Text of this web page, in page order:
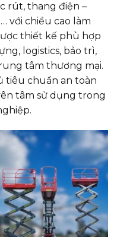
rút, thang điện –
với chiều cao làm
thiết kế phù hợp
logistics, bảo trì,
tâm thương mại.
tiêu chuẩn an toàn
tâm sử dụng trong